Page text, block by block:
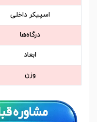
اسپیکر داخلی
درگاه‌ها
ابعاد
وزن